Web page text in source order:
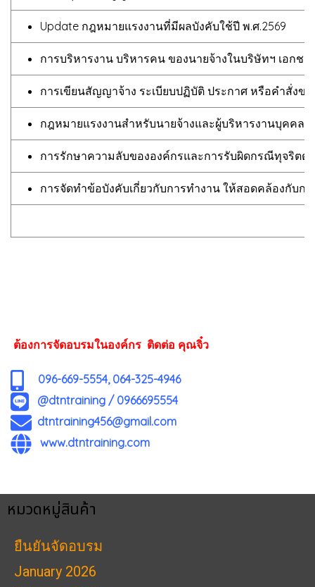
Update กฎหมายแรงงานที่มีผลบังคับใช้ปี พ.ศ.2569
การบริหารงาน บริหารคน ของนายจ้างในบริษัทฯ เอกชน
การเขียนสัญญาจ้าง ระเบียบปฏิบัติ ประกาศ หรือคำสั่งข
กฎหมายแรงงานสำหรับนายจ้างและผู้บริหารงานบุคคล
การรักษาความลับขององค์กรและการรับผิดกรณีทุจริตต่
การจัดทำข้อบังคับเกี่ยวกับการทำงาน ให้สอดคล้องกับก
ต้องการจัดอบรมในองค์กร ติดต่อ คุณจิ๋ว
096-669-5554, 064-325-4946
@dtntraining / 0966695554
dtntraining456@gmail.com
www.dtntraining.com
หมวดหมู่สินค้า
ยืนยันจัดอบรม
January 2026